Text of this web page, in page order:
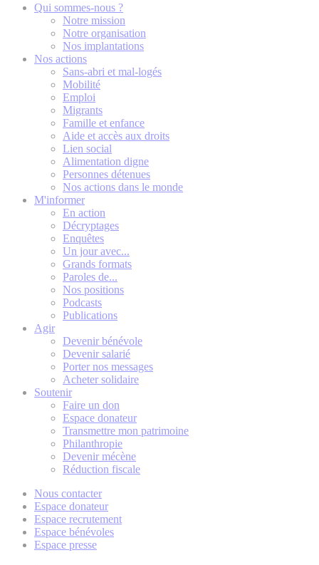
Qui sommes-nous ?
Notre mission
Notre organisation
Nos implantations
Nos actions
Sans-abri et mal-logés
Mobilité
Emploi
Migrants
Famille et enfance
Aide et accès aux droits
Lien social
Alimentation digne
Personnes détenues
Nos actions dans le monde
M'informer
En action
Décryptages
Enquêtes
Un jour avec...
Grands formats
Paroles de...
Nos positions
Podcasts
Publications
Agir
Devenir bénévole
Devenir salarié
Porter nos messages
Acheter solidaire
Soutenir
Faire un don
Espace donateur
Transmettre mon patrimoine
Philanthropie
Devenir mécène
Réduction fiscale
Nous contacter
Espace donateur
Espace recrutement
Espace bénévoles
Espace presse